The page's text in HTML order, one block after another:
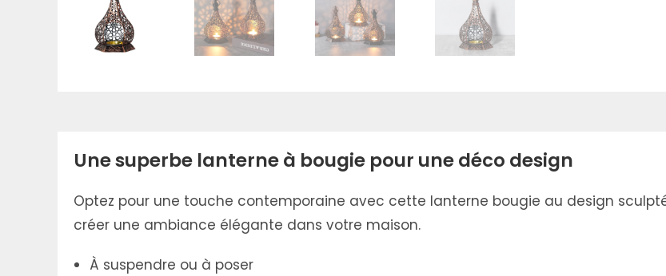
Une superbe lanterne à bougie pour une déco design
Optez pour une touche contemporaine avec cette lanterne bougie au design
créer une ambiance élégante dans votre maison.
À suspendre ou à poser